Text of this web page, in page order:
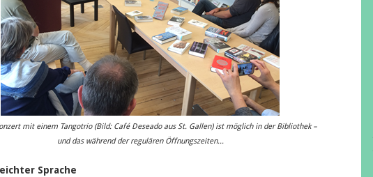
mit einem Tangotrio (Bild: Café Deseado aus St. Gallen) ist möglich in der Bibliothek –
und das während der regulären Öffnungszeiten...
Sprache